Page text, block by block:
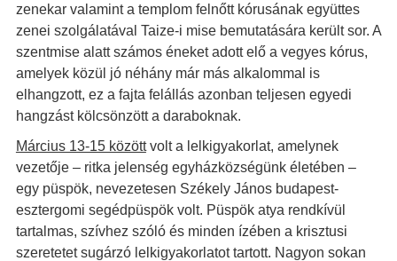
zenekar valamint a templom felnőtt kórusának együttes
zenei szolgálatával Taize-i mise bemutatására került sor. A
szentmise alatt számos éneket adott elő a vegyes kórus,
amelyek közül jó néhány már más alkalommal is
elhangzott, ez a fajta felállás azonban teljesen egyedi
hangzást kölcsönzött a daraboknak.
Március 13-15 közöttvolt a lelkigyakorlat, amelynek
vezetője – ritka jelenség egyházközségünk életében –
egy püspök, nevezetesen Székely János budapest-
esztergomi segédpüspök volt. Püspök atya rendkívül
tartalmas, szívhez szóló és minden ízében a krisztusi
szeretetet sugárzó lelkigyakorlatot tartott. Nagyon sokan